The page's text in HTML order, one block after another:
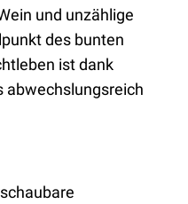
und unzählige
des bunten
ist dank
abwechslungsreich